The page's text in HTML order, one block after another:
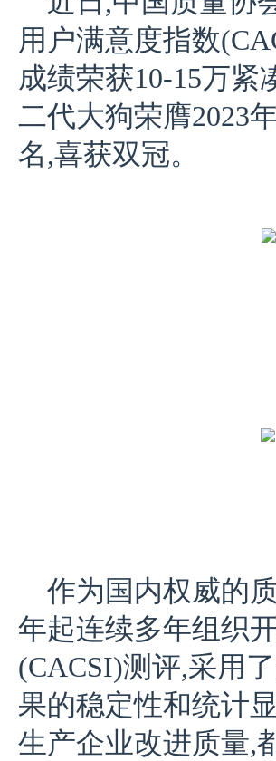
用户满意度指数
成绩荣获10-15万
二代大狗荣膺2023
名,喜获双冠。
作为国内权威的
年起连续多年组织
(CACSI)测评,采用
果的稳定性和统计
生产企业改进质量,